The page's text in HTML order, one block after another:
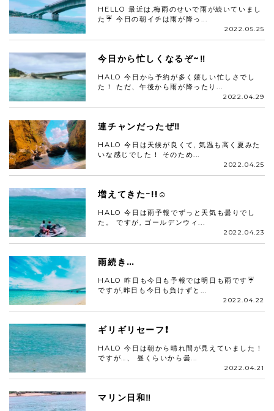
HELLO 最近は,梅雨のせいで雨が続いていまし
た☔ 今日の朝イチは雨が降っ...
2022.05.25
今日から忙しくなるぞ~‼️
HALO 今日から予約が多く嬉しい忙しさでし
た！ ただ、午後から雨が降ったり...
2022.04.29
連チャンだったぜ‼️
HALO 今日は天候が良くて, 気温も高く夏みた
いな感じでした！ そのため...
2022.04.25
増えてきたｰ!!☺️
HALO 今日は雨予報でずっと天気も曇りでし
た。 ですが, ゴールデンウィ...
2022.04.23
雨続き…
HALO 昨日も今日も予報では明日も雨です☔️
ですが,昨日も今日も負けずと...
2022.04.22
ギリギリセーフ❗️
HALO 今日は朝から晴れ間が見えていました！
ですが…、 昼くらいから曇...
2022.04.21
マリン日和‼️